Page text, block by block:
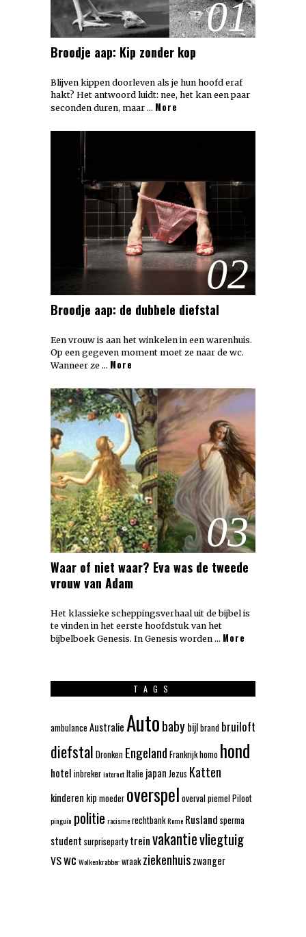
01
Broodje aap: Kip zonder kop
Blijven kippen doorleven als je hun hoofd eraf
hakt? Het antwoord luidt: nee, het kan een paar
seconden duren, maar … More
02
Broodje aap: de dubbele diefstal
Een vrouw is aan het winkelen in een warenhuis.
Op een gegeven moment moet ze naar de wc.
Wanneer ze … More
03
Waar of niet waar? Eva was de tweede
vrouw van Adam
Het klassieke scheppingsverhaal uit de bijbel is
te vinden in het eerste hoofdstuk van het
bijbelboek Genesis. In Genesis worden … More
TAGS
ambulance AustralieAutobabybijlbrand bruiloft
diefstal Dronken Engeland Frankrijkhomo hond
hotel inbrekerinternetItalie japan Jezus Katten
kinderen kip moeder overspel overvalpiemelPiloot
pinguin politie racismerechtbankRome Rusland sperma
student surpriseparty treinvakantievliegtuig
VSwc Wolkenkrabberwraak ziekenhuiszwanger